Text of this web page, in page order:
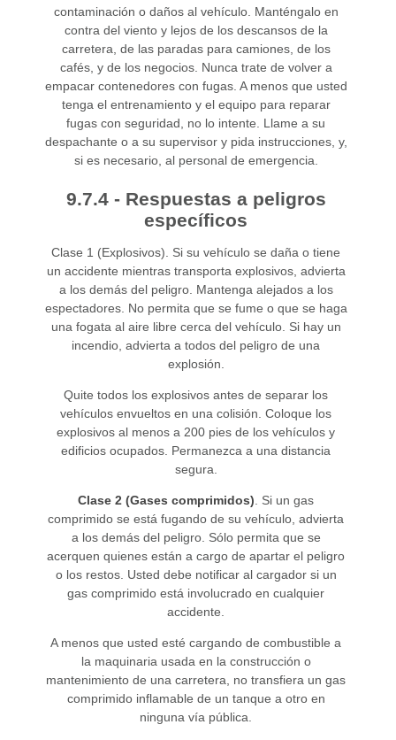
contaminación o daños al vehículo. Manténgalo en
contra del viento y lejos de los descansos de la
carretera, de las paradas para camiones, de los
cafés, y de los negocios. Nunca trate de volver a
empacar contenedores con fugas. A menos que usted
tenga el entrenamiento y el equipo para reparar
fugas con seguridad, no lo intente. Llame a su
despachante o a su supervisor y pida instrucciones, y,
si es necesario, al personal de emergencia.
9.7.4 - Respuestas a peligros
específicos
Clase 1 (Explosivos). Si su vehículo se daña o tiene
un accidente mientras transporta explosivos, advierta
a los demás del peligro. Mantenga alejados a los
espectadores. No permita que se fume o que se haga
una fogata al aire libre cerca del vehículo. Si hay un
incendio, advierta a todos del peligro de una
explosión.
Quite todos los explosivos antes de separar los
vehículos envueltos en una colisión. Coloque los
explosivos al menos a 200 pies de los vehículos y
edificios ocupados. Permanezca a una distancia
segura.
Clase 2 (Gases comprimidos) . Si un gas
comprimido se está fugando de su vehículo, advierta
a los demás del peligro. Sólo permita que se
acerquen quienes están a cargo de apartar el peligro
o los restos. Usted debe notificar al cargador si un
gas comprimido está involucrado en cualquier
accidente.
A menos que usted esté cargando de combustible a
la maquinaria usada en la construcción o
mantenimiento de una carretera, no transfiera un gas
comprimido inflamable de un tanque a otro en
ninguna vía pública.